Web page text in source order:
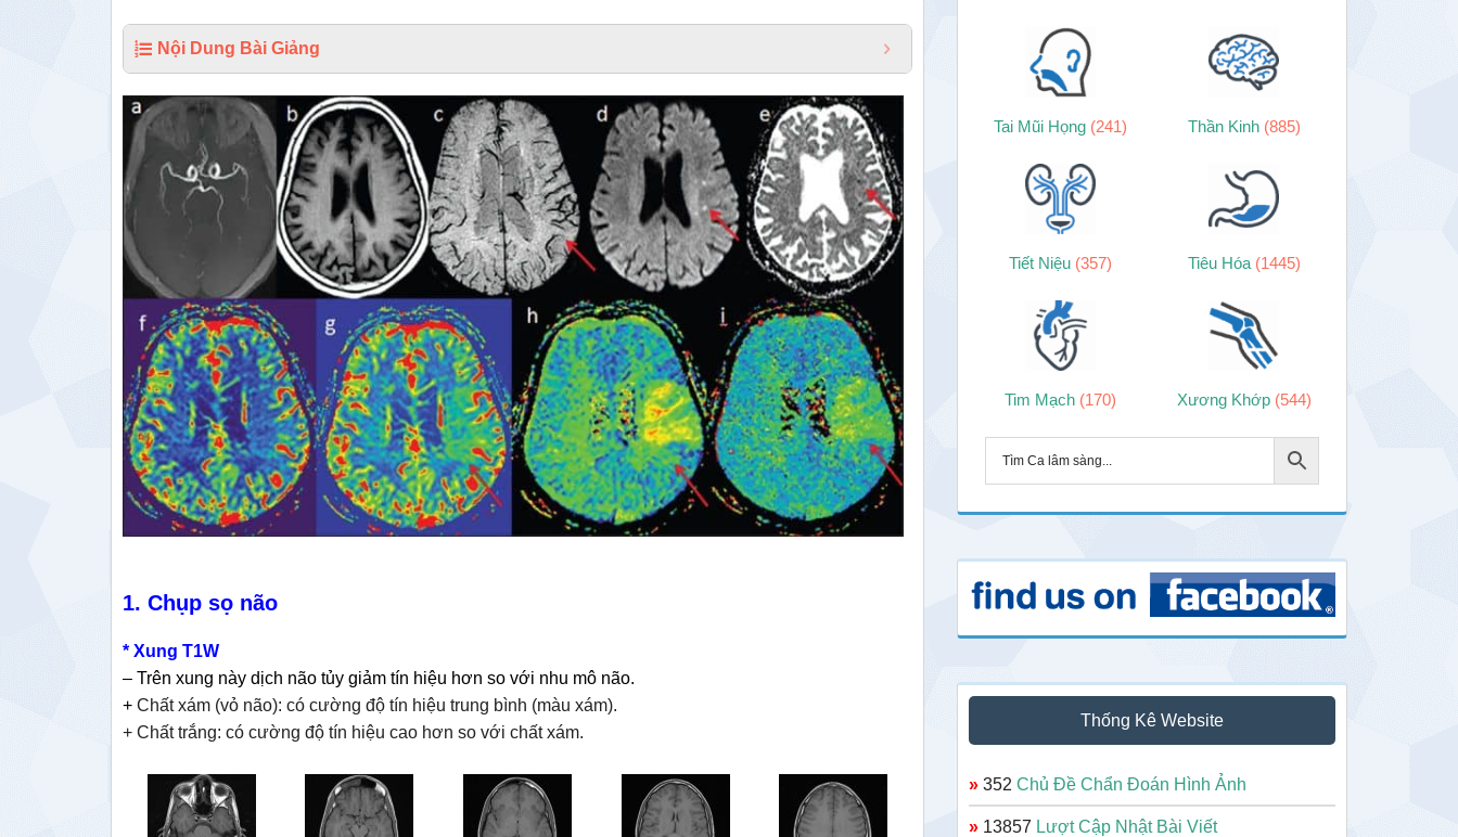
Nội Dung Bài Giảng
1. Chụp sọ não
* Xung T1W
– Trên xung này dịch não tủy giảm tín hiệu hơn so với nhu mô não.
+ Chất xám (vỏ não): có cường độ tín hiệu trung bình (màu xám).
+ Chất trắng: có cường độ tín hiệu cao hơn so với chất xám.
Tai Mũi Họng (241) Thần Kinh (885)
Tiết Niệu (357) Tiêu Hóa (1445)
Tim Mạch (170) Xương Khớp (544)
Thống Kê Website
» 352 Chủ Đề Chẩn Đoán Hình Ảnh
» 13857 Lượt Cập Nhật Bài Viết